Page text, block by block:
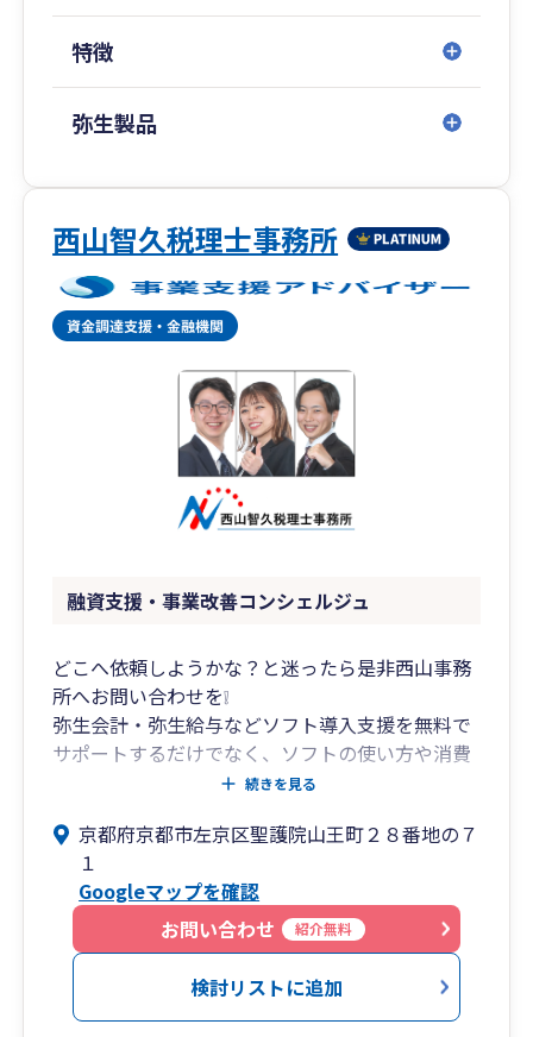
特徴
弥生製品
西山智久税理士事務所
融資支援・事業改善コンシェルジュ
どこへ依頼しようかな？と迷ったら是非西山事務
所へお問い合わせを❕
弥生会計・弥生給与などソフト導入支援を無料で
サポートするだけでなく、ソフトの使い方や消費
税の入力方法なども、わかりやすく丁寧にご説明
当事務所のモットーは、「お客様へ誠心誠意対応
する」「敬意を払う」「嘘をつかない」「元気に
挨拶する」「わかりやすい説明をする」など、税
や会計の知識も重要ですが、人と接する上で基本
的な心構えをとても大切にしています。
続きを見る
京都府京都市左京区聖護院山王町２８番地の７
１
Googleマップを確認
お問い合わせ
紹介無料
検討リストに追加